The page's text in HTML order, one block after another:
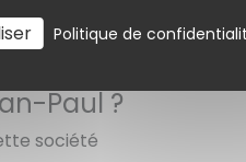
Politique de ©
Paul ?
société